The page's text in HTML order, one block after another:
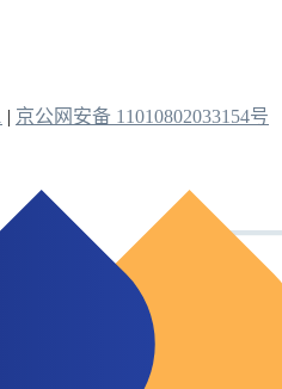
| 京公网安备 11010802033154号